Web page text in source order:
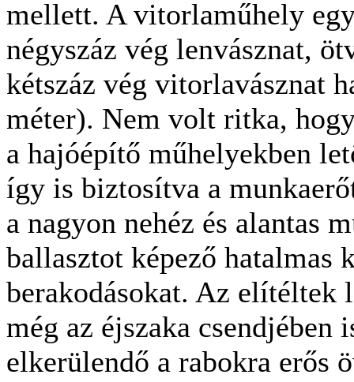
mellett. A vitorlaműhely
négyszáz vég lenvásznat,
kétszáz vég vitorlavásznat
méter). Nem volt ritka,
a hajóépítő műhelyekben
így is biztosítva a
a nagyon nehéz és alantas
ballasztot képező hatalmas
berakodásokat. Az elítéltek
még az éjszaka csendjében
elkerülendő a rabokra erős